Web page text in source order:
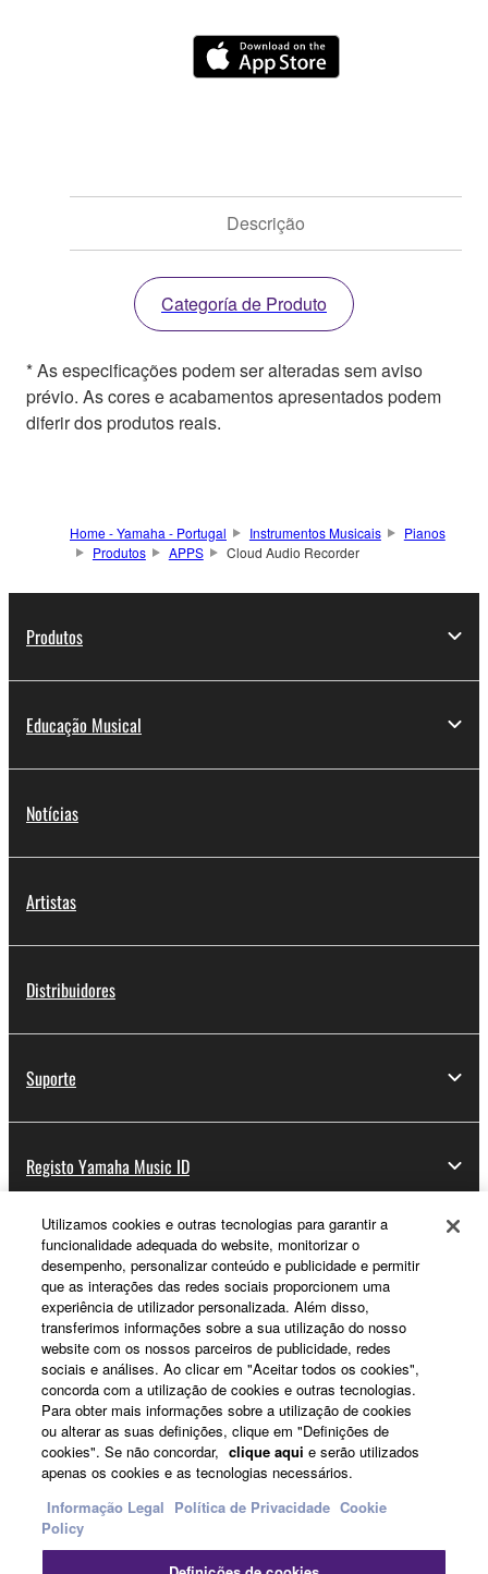
Descrição
Categoría de Produto
* As especificações podem ser alteradas sem aviso
prévio. As cores e acabamentos apresentados podem
diferir dos produtos reais.
Home - Yamaha - Portugal Instrumentos Musicais
Pianos
Produtos
APPS Cloud Audio Recorder
Produtos
Educação Musical
Notícias
Artistas
Distribuidores
Suporte
Registo Yamaha Music ID
Sobre a Yamaha
Portugal - Portuguese
Negócio
Utilizamos cookies e outras tecnologias para garantir a
funcionalidade adequada do website, monitorizar o
desempenho, personalizar conteúdo e publicidade e permitir
que as interações das redes sociais proporcionem uma
experiência de utilizador personalizada. Além disso,
transferimos informações sobre a sua utilização do nosso
website com os nossos parceiros de publicidade, redes
sociais e análises. Ao clicar em "Aceitar todos os cookies",
concorda com a utilização de cookies e outras tecnologias.
Para obter mais informações sobre a utilização de cookies
ou alterar as suas definições, clique em "Definições de
cookies". Se não concordar, clique aqui e serão utilizados
apenas os cookies e as tecnologias necessários.
Informação Legal Política de Privacidade Cookie
Policy